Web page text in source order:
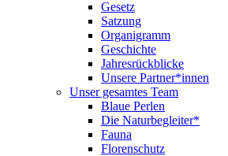
Gesetz
Satzung
Organigramm
Geschichte
Jahresrückblicke
Unsere Partner*innen
Unser gesamtes Team
Blaue Perlen
Die Naturbegleiter*
Fauna
Florenschutz